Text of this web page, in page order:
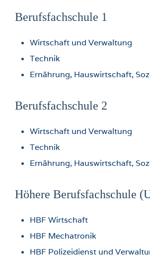
Berufsfachschule 1
Wirtschaft und Verwaltung
Technik
Ernährung, Hauswirtschaft,
Berufsfachschule 2
Wirtschaft und Verwaltung
Technik
Ernährung, Hauswirtschaft,
Höhere Berufsfachschule
HBF Wirtschaft
HBF Mechatronik
HBF Polizeidienst und